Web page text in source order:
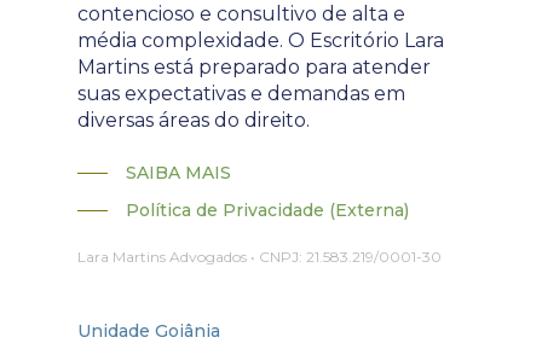
contencioso e consultivo de alta e
média complexidade. O Escritório Lara
Martins está preparado para atender
suas expectativas e demandas em
diversas áreas do direito.
SAIBA MAIS
Política de Privacidade (Externa)
Lara Martins Advogados • CNPJ: 21.583.219/0001-30
Unidade Goiânia